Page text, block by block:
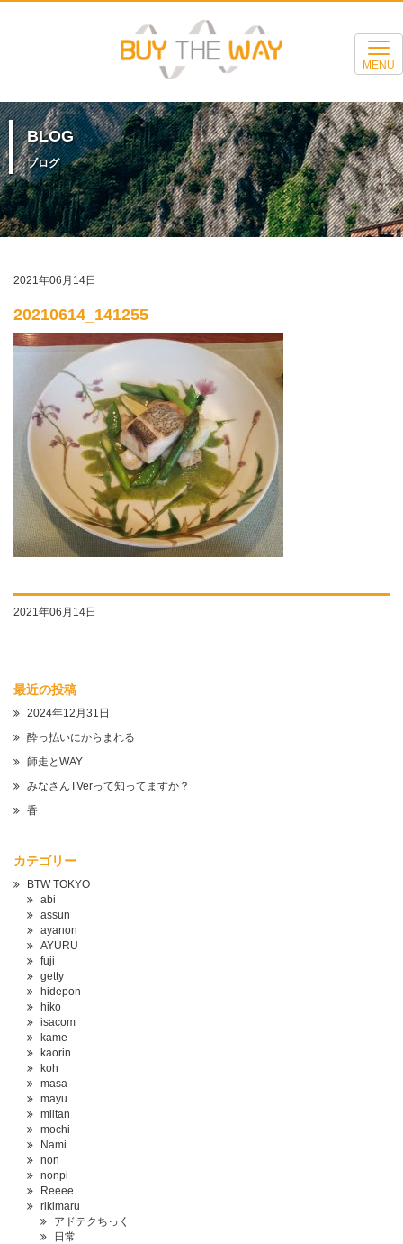
MENU
BLOG
ブログ
2021年06月14日
20210614_141255
2021年06月14日
最近の投稿
2024年12月31日
酔っ払いにからまれる
師走とWAY
みなさんTVerって知ってますか？
香
カテゴリー
BTW TOKYO
abi
assun
ayanon
AYURU
fuji
getty
hidepon
hiko
isacom
kame
kaorin
koh
masa
mayu
miitan
mochi
Nami
non
nonpi
Reeee
rikimaru
アドテクちっく
日常